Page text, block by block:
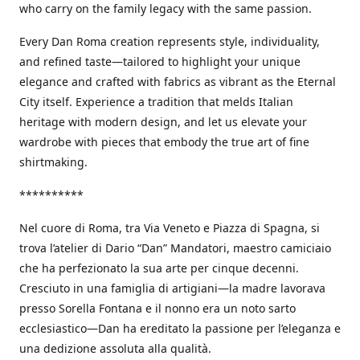
who carry on the family legacy with the same passion.
Every Dan Roma creation represents style, individuality,
and refined taste—tailored to highlight your unique
elegance and crafted with fabrics as vibrant as the Eternal
City itself. Experience a tradition that melds Italian
heritage with modern design, and let us elevate your
wardrobe with pieces that embody the true art of fine
shirtmaking.
**********
Nel cuore di Roma, tra Via Veneto e Piazza di Spagna, si
trova l’atelier di Dario “Dan” Mandatori, maestro camiciaio
che ha perfezionato la sua arte per cinque decenni.
Cresciuto in una famiglia di artigiani—la madre lavorava
presso Sorella Fontana e il nonno era un noto sarto
ecclesiastico—Dan ha ereditato la passione per l’eleganza e
una dedizione assoluta alla qualità.